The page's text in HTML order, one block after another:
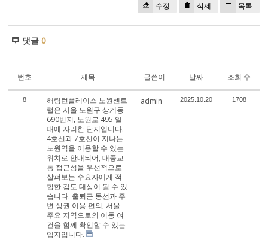
수정 삭제 목록
댓글 0
번호 제목 글쓴이 날짜 조회 수
8
해링턴플레이스 노원센트
럴은 서울 노원구 상계동
690번지, 노원로 495 일
대에 자리한 단지입니다.
4호선과 7호선이 지나는
노원역을 이용할 수 있는
위치로 안내되어, 대중교
통 접근성을 우선적으로
살펴보는 수요자에게 적
합한 검토 대상이 될 수 있
습니다. 출퇴근 동선과 주
변 상권 이용 편의, 서울
주요 지역으로의 이동 여
건을 함께 확인할 수 있는
입지입니다.
admin 2025.10.20 1708